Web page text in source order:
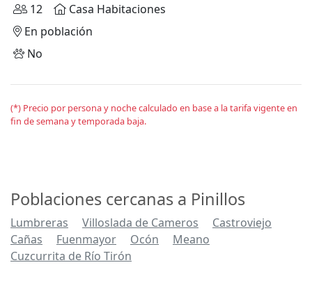
12
Casa Habitaciones
En población
No
(*) Precio por persona y noche calculado en base a la tarifa vigente en
fin de semana y temporada baja.
Poblaciones cercanas a Pinillos
Lumbreras Villoslada de Cameros
Castroviejo
Cañas
Fuenmayor Ocón
Meano
Cuzcurrita de Río Tirón